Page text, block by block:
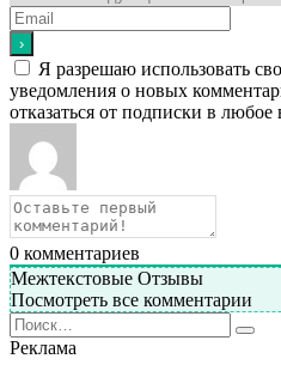
Я разрешаю использовать
уведомления о новых
отказаться от подписки в любое
0 комментариев
Межтекстовые Отзывы
Посмотреть все комментарии
Search
for:
Реклама